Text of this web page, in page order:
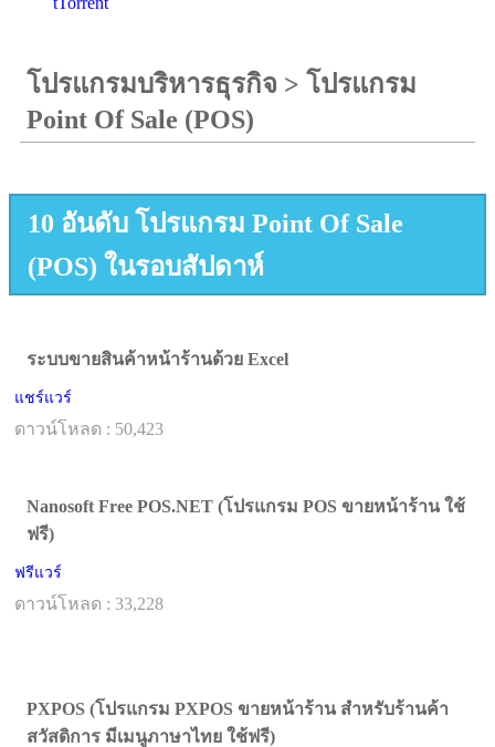
โปรแกรมบริหารธุรกิจ > โปรแกรม
Point Of Sale (POS)
10 อันดับ โปรแกรม Point Of Sale
(POS) ในรอบสัปดาห์
ระบบขายสินค้าหน้าร้านด้วย Excel
แชร์แวร์
ดาวน์โหลด : 50,423
Nanosoft Free POS.NET (โปรแกรม POS ขายหน้าร้าน ใช้
ฟรี)
ฟรีแวร์
ดาวน์โหลด : 33,228
PXPOS (โปรแกรม PXPOS ขายหน้าร้าน สำหรับร้านค้า
สวัสดิการ มีเมนูภาษาไทย ใช้ฟรี)